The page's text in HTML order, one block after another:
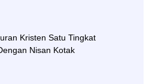
Kristen Satu Tingkat
Nisan Kotak